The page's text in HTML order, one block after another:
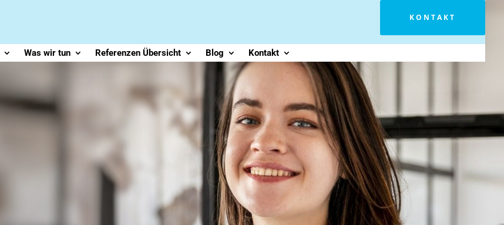
KONTAKT
Was wir tun Referenzen Übersicht Blog Kontakt